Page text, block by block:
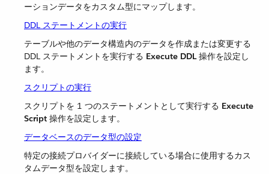
ーションデータをカスタム型にマップします。
DDL ステートメントの実行
テーブルや他のデータ構造内のデータを作成または変更する
DDL ステートメントを実行する ​ Execute DDL​ 操作を設定し
ます。
スクリプトの実行
スクリプトを 1 つのステートメントとして実行する ​ Execute
Script ​ 操作を設定します。
データベースのデータ型の設定
特定の接続プロバイダーに接続している場合に使用するカス
タムデータ型を設定します。